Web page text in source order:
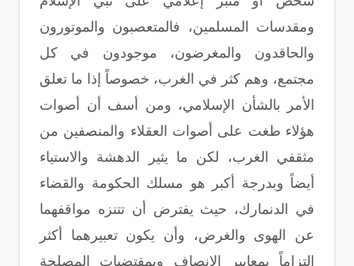
ومقدسات المسلمين، فالمتعصبون والموتورون
والحاقدون والمغرضون، موجودون في كل
مجتمع، وهم كثر في الغرب، خصوصاً إذا ما تعلق
الأمر بالشأن الإسلامي، ومن أسف أن أصوات
هؤلاء طغت على أصوات العقلاء والمنصفين من
مثقفي الغرب، لكن ما يثير الدهشة والاستياء
أيضاً وبدرجة أكبر هو مسلك الحكومة والقضاء
في الدنمارك، حيث يفترض أن تتنزه مواقفهما
عن الهوى والغرض، وأن يكون تعبيرهما أكثر
التزاماً بمعايير الإنصاف وبمقتضيات المصلحة